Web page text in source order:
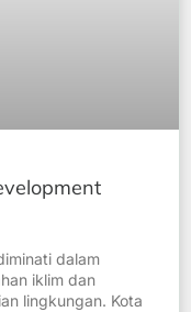
dalam
iklim dan
lingkungan. Kota